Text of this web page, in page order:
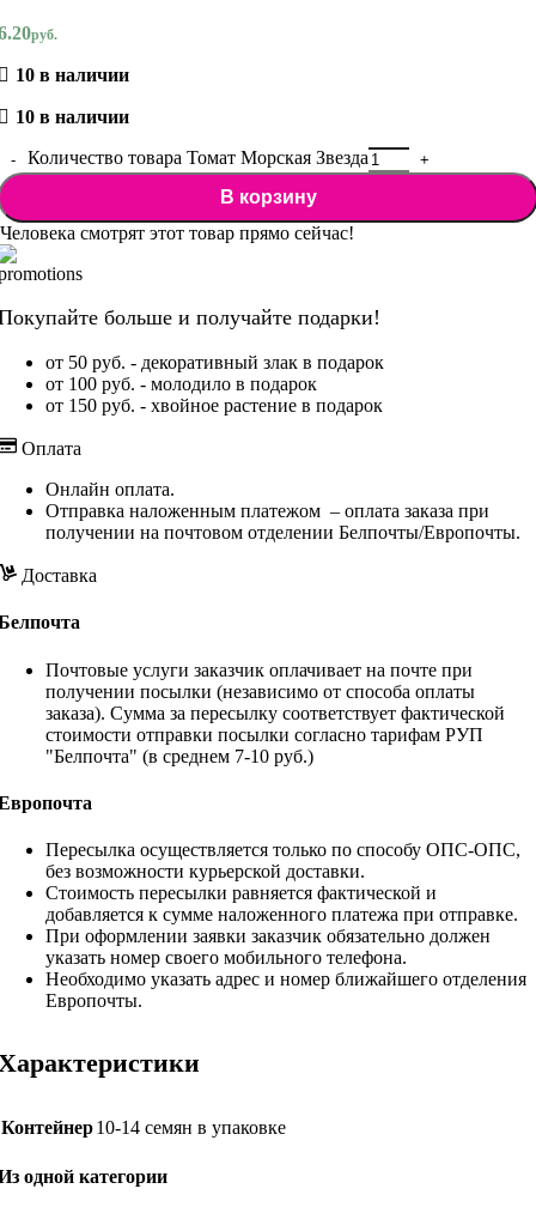
руб.
10 в наличии
10 в наличии
Количество товара Томат Морская Звезда
В корзину
Человека смотрят этот товар прямо сейчас!
больше и получайте подарки!
от 50 руб. - декоративный злак в подарок
от 100 руб. - молодило в подарок
от 150 руб. - хвойное растение в подарок
Оплата
Онлайн оплата.
Отправка наложенным платежом – оплата заказа при
получении на почтовом отделении Белпочты/Европочты.
Доставка
Почтовые услуги заказчик оплачивает на почте при
получении посылки (независимо от способа оплаты
заказа). Сумма за пересылку соответствует фактической
стоимости отправки посылки согласно тарифам РУП
"Белпочта" (в среднем 7-10 руб.)
Пересылка осуществляется только по способу ОПС-ОПС,
без возможности курьерской доставки.
Стоимость пересылки равняется фактической и
добавляется к сумме наложенного платежа при отправке.
При оформлении заявки заказчик обязательно должен
указать номер своего мобильного телефона.
Необходимо указать адрес и номер ближайшего отделения
Европочты.
Контейнер10-14 семян в упаковке
одной категории